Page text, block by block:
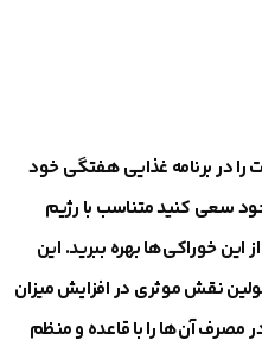
در برنامه غذایی هفتگی خود
سعی کنید متناسب با رژیم
این خوراکی‌ها بهره ببرید. این
نقش موثری در افزایش میزان
آن‌ها را با قاعده و منظم